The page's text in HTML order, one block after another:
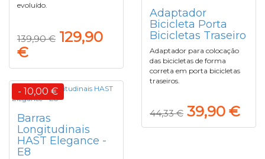
evoluído.
139,90 € 129,90
€
Adaptador
Bicicleta Porta
Bicicletas Traseiro
Adaptador para colocação
das bicicletas de forma
correta em porta bicicletas
traseiros.
44,33 € 39,90 €
- 10,00 €
Barras
Longitudinais
HAST Elegance -
E8